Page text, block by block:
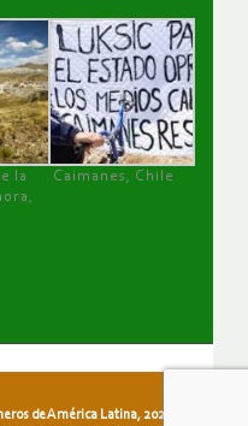
la
Caimanes, Chile
de América Latina, 2026